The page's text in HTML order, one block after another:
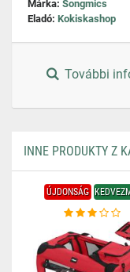
Márka: Songmics
Eladó: Kokiskashop
További
INNE PRODUKTY Z
ÚJDONSÁG